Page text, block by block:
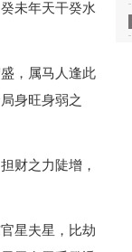
未年天干癸水
，属马人逢此
身旺身弱之
财之力陡增，
星夫星，比劫